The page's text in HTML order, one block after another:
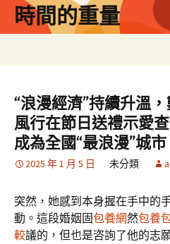
時間的重量
“浪漫經濟”持續升溫
風行在節日送禮示愛
成為全國“最浪漫”城市
2025 年 1 月 5 日 未分類
突然，她感到本身握在手中的
動。這段婚姻固包養網然包養
較議的，但也是咨詢了他的志